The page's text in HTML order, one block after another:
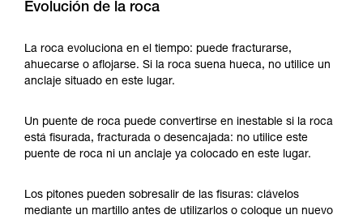
Evolución de la roca
La roca evoluciona en el tiempo: puede fracturarse,
ahuecarse o aflojarse. Si la roca suena hueca, no utilice un
anclaje situado en este lugar.
Un puente de roca puede convertirse en inestable si la roca
está fisurada, fracturada o desencajada: no utilice este
puente de roca ni un anclaje ya colocado en este lugar.
Los pitones pueden sobresalir de las fisuras: clávelos
mediante un martillo antes de utilizarlos o coloque un nuevo